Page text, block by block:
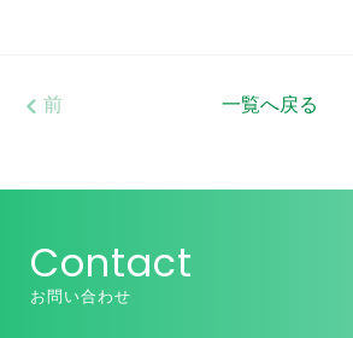
前 一覧へ戻る
Contact
お問い合わせ